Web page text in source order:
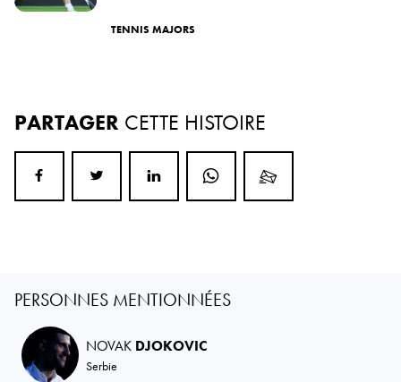
TENNIS MAJORS
PARTAGER CETTE HISTOIRE
PERSONNES MENTIONNÉES
NOVAK DJOKOVIC
Serbie